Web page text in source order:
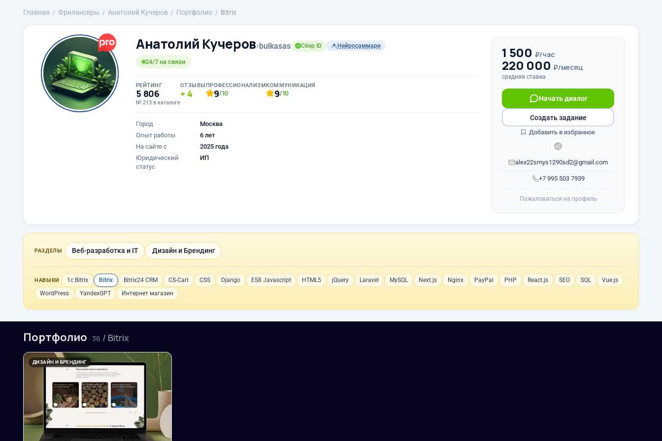
Главная Фрилансеры Анатолий Кучеров Портфолио Bitrix
Анатолий Кучеров›bulkasas Сбер ID Нейросаммари
24/7 на связи
РЕЙТИНГ
5 806
№ 213 в каталоге
ОТЗЫВЫ
4
ПРОФЕССИОНАЛИЗМ
9/10
КОММУНИКАЦИЯ
9/10
Город
Москва
Опыт работы
6 лет
На сайте с
2025 года
Юридический
статус
ИП
1 500 ₽/час
220 000 ₽/месяц
средняя ставка
+7 995 503 7939
Начать диалог
alex22smys1290sd2@gmail.com
Создать задание
Добавить в избранное
Пожаловаться на профиль
РАЗДЕЛЫ Веб-разработка и IT Дизайн и Брендинг
НАВЫКИ 1с Bitrix Bitrix Bitrix24 CRM CS-Cart CSS Django ES8 Javascript HTML5 jQuery Laravel MySQL Next.js Nginx PayPal PHP React.js SEO SQL
Vue.js
WordPress
YandexGPT Интернет магазин
Портфолио · 38 / Bitrix
ДИЗАЙН И БРЕНДИНГ